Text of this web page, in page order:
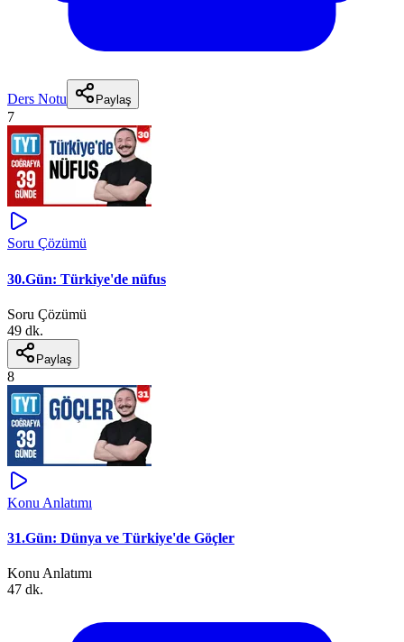
Ders Notu Paylaş
7
Soru Çözümü
30.Gün: Türkiye'de nüfus
Soru Çözümü
49 dk.
Paylaş
8
Konu Anlatımı
31.Gün: Dünya ve Türkiye'de Göçler
Konu Anlatımı
47 dk.